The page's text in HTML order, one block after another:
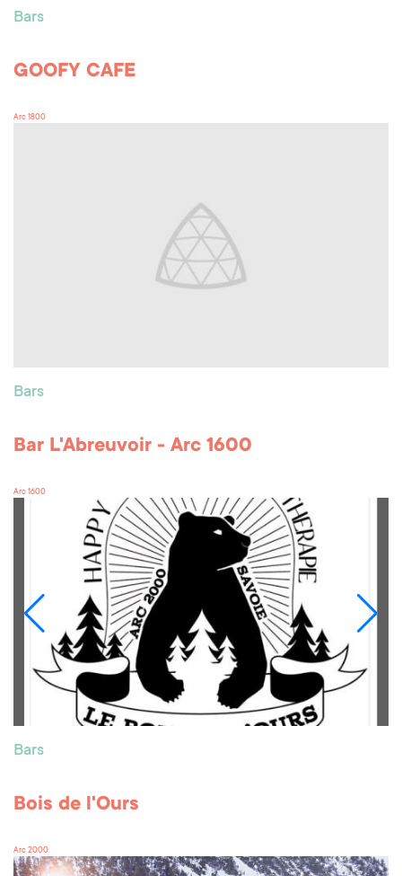
Bars
GOOFY CAFE
Arc 1800
Bars
Bar L'Abreuvoir - Arc 1600
Arc 1600
Bars
Bois de l'Ours
Arc 2000